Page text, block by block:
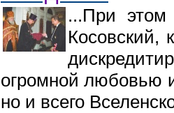
...При этом
Косовский,
огромной любовью
но и всего